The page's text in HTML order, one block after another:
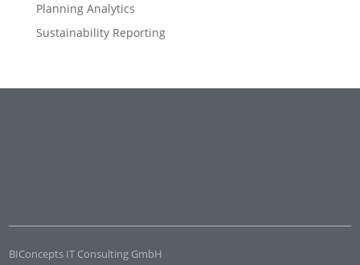
Planning Analytics
Sustainability Reporting
BIConcepts IT Consulting GmbH